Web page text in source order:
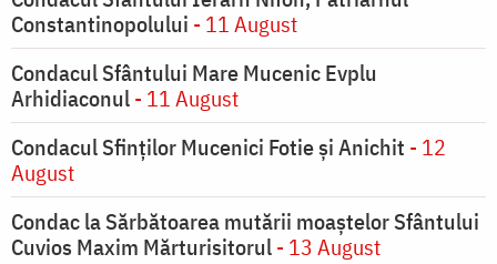
Constantinopolului - 11 August
Condacul Sfântului Mare Mucenic Evplu
Arhidiaconul- 11 August
Condacul Sfinţilor Mucenici Fotie şi Anichit - 12
August
Condac la Sărbătoarea mutării moaştelor Sfântului
Cuvios Maxim Mărturisitorul- 13 August